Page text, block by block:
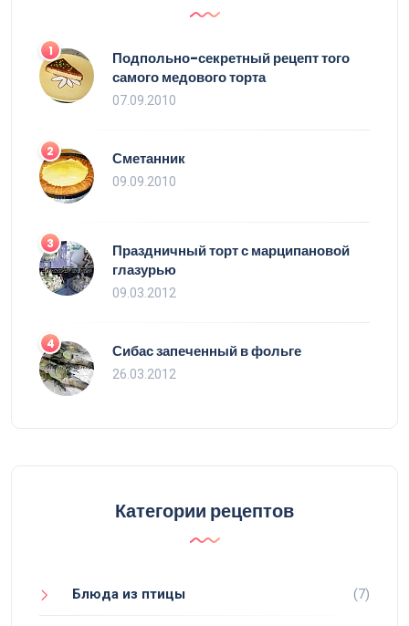
1
Подпольно-секретный рецепт того
самого медового торта
07.09.2010
2 Сметанник
09.09.2010
3
Праздничный торт с марципановой
глазурью
09.03.2012
4 Сибас запеченный в фольге
26.03.2012
Категории рецептов
Блюда из птицы (7)